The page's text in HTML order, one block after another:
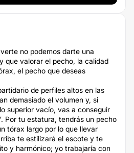
no podemos darte una
que valorar el pecho, la calidad
el pecho que deseas
de perfiles altos en las
demasiado el volumen y, si
superior vacío, vas a conseguir
Por tu estatura, tendrás un pecho
tórax largo por lo que llevar
te estilizará el escote y te
y harmónico; yo trabajaría con